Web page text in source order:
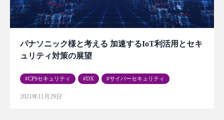
パナソニック様と考える 加速するIoT利活用とセキ
ュリティ対策の展望
CPSセキュリティ DX サイバーセキュリティ
2021年11月29日